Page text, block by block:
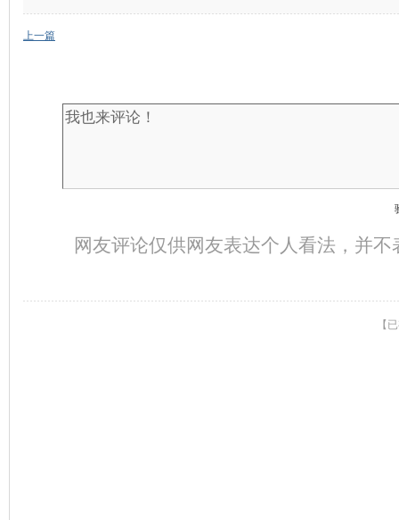
上一篇
网友评论仅供网友表达个人看法，并
【